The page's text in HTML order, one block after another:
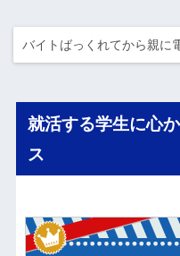
バイトばっくれてから親に
就活する学生に心
ス